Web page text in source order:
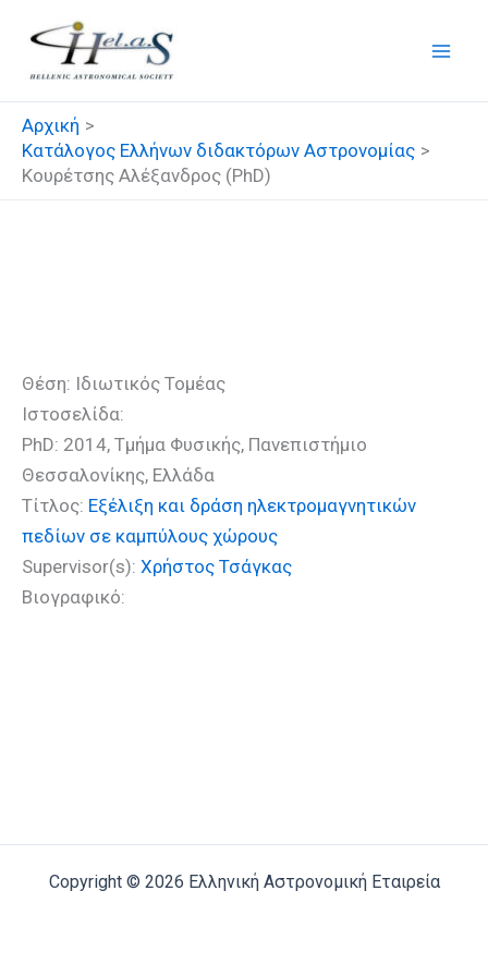
στο
περιεχόμενο
Αρχική
Κατάλογος Ελλήνων διδακτόρων Αστρονομίας
Κουρέτσης Αλέξανδρος (PhD)
Θέση: Ιδιωτικός Τομέας
Ιστοσελίδα:
PhD: 2014, Τμήμα Φυσικής, Πανεπιστήμιο
Θεσσαλονίκης, Ελλάδα
Τίτλος: Εξέλιξη και δράση ηλεκτρομαγνητικών
πεδίων σε καμπύλους χώρους
Supervisor(s): Χρήστος Τσάγκας
Βιογραφικό:
Copyright © 2026 Ελληνική Αστρονομική Εταιρεία